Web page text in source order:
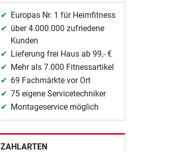
Europas Nr. 1 für Heimfitness
über 4.000.000 zufriedene
Kunden
Lieferung frei Haus ab 99,- €
Mehr als 7.000 Fitnessartikel
69 Fachmärkte vor Ort
75 eigene Servicetechniker
Montageservice möglich
ZAHLARTEN